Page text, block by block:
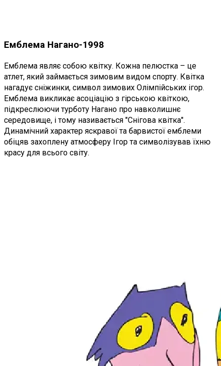
Емблема Нагано-1998
Емблема являє собою квітку. Кожна пелюстка – це
атлет, який займається зимовим видом спорту. Квітка
нагадує сніжинки, символ зимових Олімпійських ігор.
Емблема викликає асоціацію з гірською квіткою,
підкреслюючи турботу Нагано про навколишнє
середовище, і тому називається "Снігова квітка".
Динамічний характер яскравої та барвистої емблеми
обіцяв захоплену атмосферу Ігор та символізував їхню
красу для всього світу.